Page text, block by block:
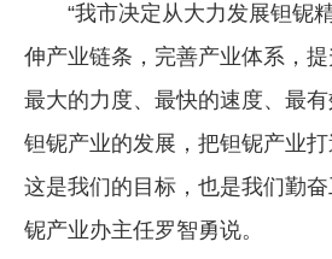
“我市决定从大力发展钽铌
伸产业链条，完善产业体系，
最大的力度、最快的速度、最
钽铌产业的发展，把钽铌产业打
这是我们的目标，也是我们勤
铌产业办主任罗智勇说。